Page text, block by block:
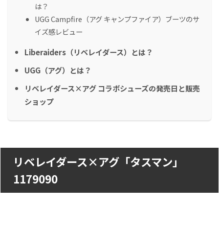
は？
UGG Campfire（アグ キャンプファイア）ブーツのサ
イズ感レビュー
Liberaiders（リベレイダース）とは？
UGG（アグ）とは？
リベレイダース×アグ コラボシューズの発売日と販売
ショップ
リベレイダース×アグ「タスマン」
1179090